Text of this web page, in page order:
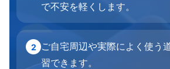
で不安を軽くします。
2
ご自宅周辺や実際によく使う
習できます。